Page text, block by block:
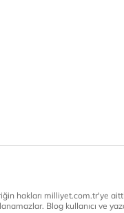
hakları milliyet.com.tr'ye
Blog kullanıcı ve